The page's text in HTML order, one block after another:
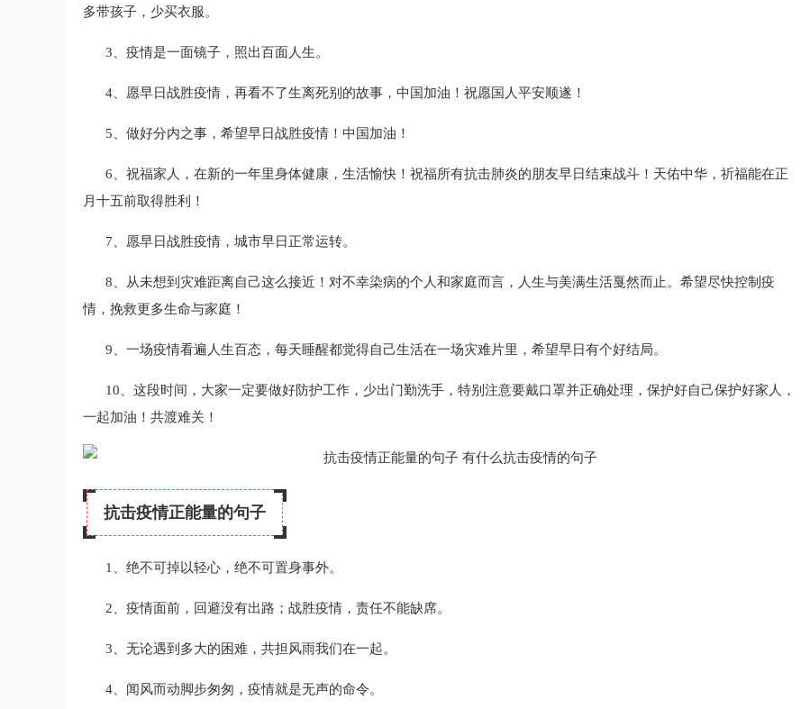
多带孩子，少买衣服。
3、疫情是一面镜子，照出百面人生。
4、愿早日战胜疫情，再看不了生离死别的故事，中国加油！祝愿国人平安顺遂！
5、做好分内之事，希望早日战胜疫情！中国加油！
6、祝福家人，在新的一年里身体健康，生活愉快！祝福所有抗击肺炎的朋友早日结束战斗！天佑中华，祈福能在正
月十五前取得胜利！
7、愿早日战胜疫情，城市早日正常运转。
8、从未想到灾难距离自己这么接近！对不幸染病的个人和家庭而言，人生与美满生活戛然而止。希望尽快控制疫
情，挽救更多生命与家庭！
9、一场疫情看遍人生百态，每天睡醒都觉得自己生活在一场灾难片里，希望早日有个好结局。
10、这段时间，大家一定要做好防护工作，少出门勤洗手，特别注意要戴口罩并正确处理，保护好自己保护好家人，
一起加油！共渡难关！
抗击疫情正能量的句子
1、绝不可掉以轻心，绝不可置身事外。
2、疫情面前，回避没有出路；战胜疫情，责任不能缺席。
3、无论遇到多大的困难，共担风雨我们在一起。
4、闻风而动脚步匆匆，疫情就是无声的命令。